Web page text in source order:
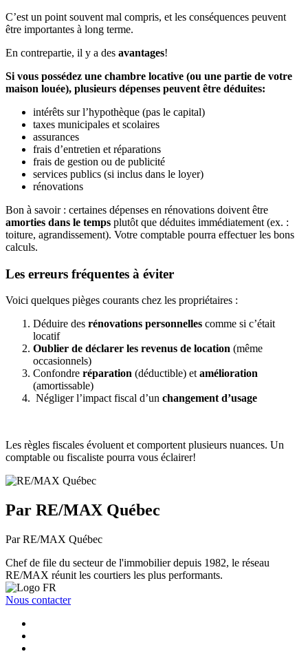
C’est un point souvent mal compris, et les conséquences peuvent
être importantes à long terme.
En contrepartie, il y a des avantages!
Si vous possédez une chambre locative (ou une partie de votre
maison louée), plusieurs dépenses peuvent être déduites:
intérêts sur l’hypothèque (pas le capital)
taxes municipales et scolaires
assurances
frais d’entretien et réparations
frais de gestion ou de publicité
services publics (si inclus dans le loyer)
rénovations
Bon à savoir : certaines dépenses en rénovations doivent être
amorties dans le temps plutôt que déduites immédiatement (ex. :
toiture, agrandissement). Votre comptable pourra effectuer les bons
calculs.
Les erreurs fréquentes à éviter
Voici quelques pièges courants chez les propriétaires :
Déduire des rénovations personnelles comme si c’était
locatif
Oublier de déclarer les revenus de location (même
occasionnels)
Confondre réparation (déductible) et amélioration
(amortissable)
Négliger l’impact fiscal d’un changement d’usage
Les règles fiscales évoluent et comportent plusieurs nuances. Un
comptable ou fiscaliste pourra vous éclairer!
Par RE/MAX Québec
Par RE/MAX Québec
Chef de file du secteur de l'immobilier depuis 1982, le réseau
RE/MAX réunit les courtiers les plus performants.
Nous contacter